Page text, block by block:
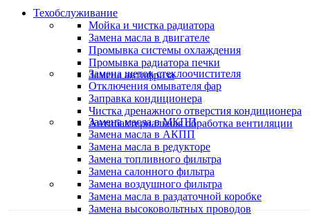
Техобслуживание
Мойка и чистка радиатора
Замена масла в двигателе
Промывка системы охлаждения
Промывка радиатора печки
Замена антифриза
Замена щеток стеклоочистителя
Отключения омывателя фар
Заправка кондиционера
Чистка дренажного отверстия кондиционера
Антибактериальная обработка вентиляции
Замена масла в МКПП
Замена масла в АКПП
Замена масла в редукторе
Замена топливного фильтра
Замена салонного фильтра
Замена воздушного фильтра
Замена масла в раздаточной коробке
Замена высоковольтных проводов